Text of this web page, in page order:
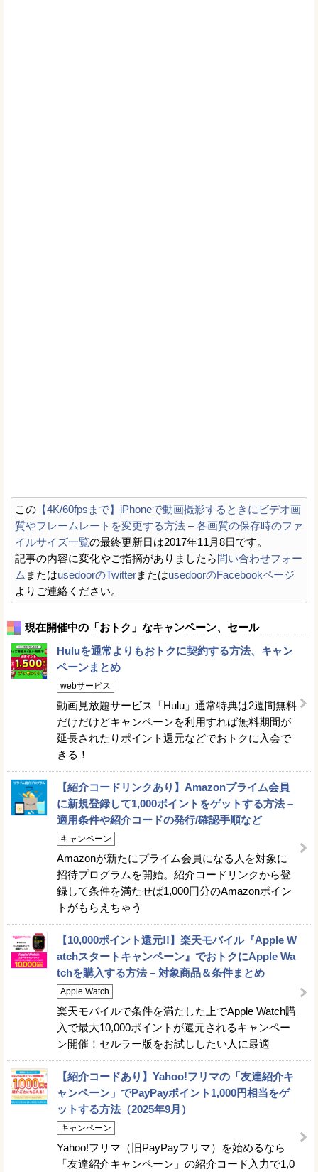
この 【4K/60fpsまで】iPhoneで動画撮影するときにビデオ画
質やフレームレートを変更する方法 – 各画質の保存時のファ
イルサイズ一覧の最終更新日は2017年11月8日です。
記事の内容に変化やご指摘がありましたら問い合わせフォー
ム またはusedoorのTwitterまたはusedoorのFacebookページ
よりご連絡ください。
現在開催中の「おトク」なキャンペーン、セール
Huluを通常よりもおトクに契約する方法、キャン
ペーンまとめ
webサービス
動画見放題サービス「Hulu」通常特典は2週間無料
だけだけどキャンペーンを利用すれば無料期間が
延長されたりポイント還元などでおトクに入会で
きる！
【紹介コードリンクあり】Amazonプライム会員
に新規登録して1,000ポイントをゲットする方法 –
適用条件や紹介コードの発行/確認手順など
キャンペーン
Amazonが新たにプライム会員になる人を対象に
招待プログラムを開始。紹介コードリンクから登
録して条件を満たせば1,000円分のAmazonポイン
トがもらえちゃう
【10,000ポイント還元!!】楽天モバイル『Apple W
atchスタートキャンペーン』でおトクにApple Wa
tchを購入する方法 – 対象商品＆条件まとめ
Apple Watch
楽天モバイルで条件を満たした上でApple Watch購
入で最大10,000ポイントが還元されるキャンペー
ン開催！セルラー版をお試ししたい人に最適
【紹介コードあり】Yahoo!フリマの「友達紹介キ
ャンペーン」でPayPayポイント1,000円相当をゲ
ットする方法（2025年9月）
キャンペーン
Yahoo!フリマ（旧PayPayフリマ）を始めるなら
「友達紹介キャンペーン」の紹介コード入力で1,0